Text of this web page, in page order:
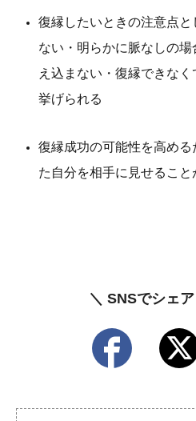
復縁したいときの注意点
ない・明らかに脈なしの
え込まない・復縁できな
挙げられる
復縁成功の可能性を高め
た自分を相手に見せること
＼ SNSでシェ